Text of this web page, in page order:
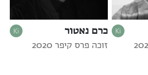
כרם נאטור
זוכה פרס קיפר 2020